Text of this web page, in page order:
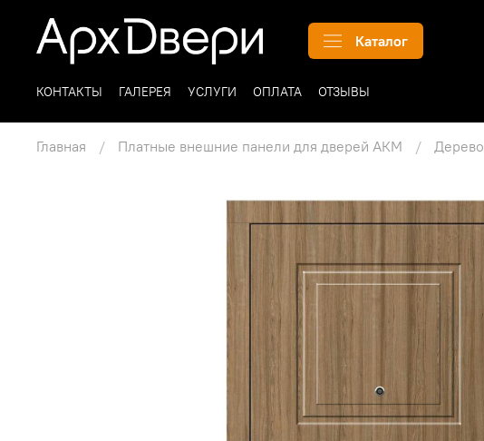
Каталог
КОНТАКТЫ ГАЛЕРЕЯ УСЛУГИ ОПЛАТА ОТЗЫВЫ
Главная Платные внешние панели для дверей АКМ Дерево